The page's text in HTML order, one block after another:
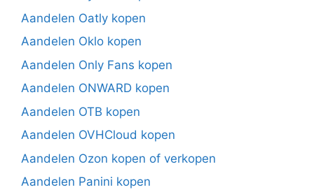
Aandelen Oatly kopen
Aandelen Oklo kopen
Aandelen Only Fans kopen
Aandelen ONWARD kopen
Aandelen OTB kopen
Aandelen OVHCloud kopen
Aandelen Ozon kopen of verkopen
Aandelen Panini kopen